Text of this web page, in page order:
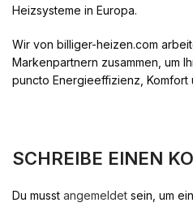
Heizsysteme in Europa.
Wir von billiger-heizen.com
Markenpartnern zusammen, um
puncto Energieeffizienz,
SCHREIBE EINEN
Du musst angemeldet sein, um